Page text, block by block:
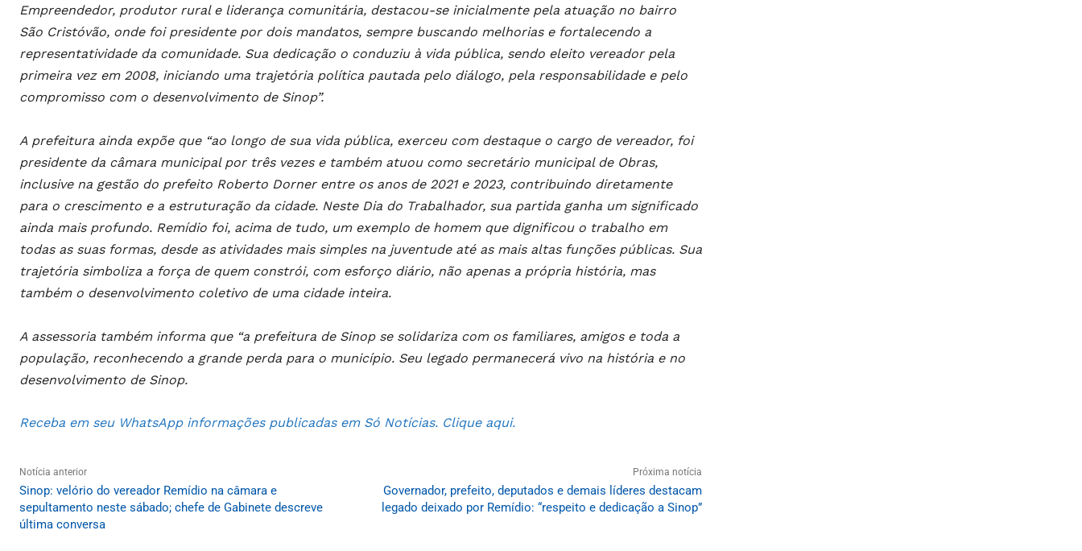
Empreendedor, produtor rural e liderança comunitária, destacou-se inicialmente pela atuação no bairro
São Cristóvão, onde foi presidente por dois mandatos, sempre buscando melhorias e fortalecendo a
representatividade da comunidade. Sua dedicação o conduziu à vida pública, sendo eleito vereador pela
primeira vez em 2008, iniciando uma trajetória política pautada pelo diálogo, pela responsabilidade e pelo
compromisso com o desenvolvimento de Sinop”.
A prefeitura ainda expõe que “ao longo de sua vida pública, exerceu com destaque o cargo de vereador, foi
presidente da câmara municipal por três vezes e também atuou como secretário municipal de Obras,
inclusive na gestão do prefeito Roberto Dorner entre os anos de 2021 e 2023, contribuindo diretamente
para o crescimento e a estruturação da cidade. Neste Dia do Trabalhador, sua partida ganha um significado
ainda mais profundo. Remídio foi, acima de tudo, um exemplo de homem que dignificou o trabalho em
todas as suas formas, desde as atividades mais simples na juventude até as mais altas funções públicas. Sua
trajetória simboliza a força de quem constrói, com esforço diário, não apenas a própria história, mas
também o desenvolvimento coletivo de uma cidade inteira.
A assessoria também informa que “a prefeitura de Sinop se solidariza com os familiares, amigos e toda a
população, reconhecendo a grande perda para o município. Seu legado permanecerá vivo na história e no
desenvolvimento de Sinop.
Receba em seu WhatsApp informações publicadas em Só Notícias. Clique aqui.
Notícia anterior
Sinop: velório do vereador Remídio na câmara e
sepultamento neste sábado; chefe de Gabinete descreve
última conversa
Próxima notícia
Governador, prefeito, deputados e demais líderes destacam
legado deixado por Remídio: “respeito e dedicação a Sinop”